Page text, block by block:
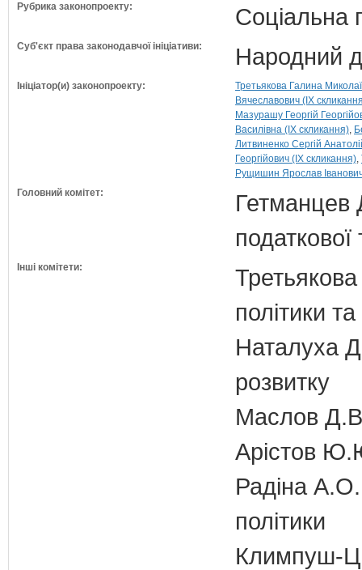
Рубрика законопроекту: Соціальна
Суб'єкт права законодавчої ініціативи: Народний
Ініціатор(и) законопроекту:
Третьякова Галина
Вячеславович (IX
Мазурашу Георгій
Василівна (IX скликання)
Литвиненко Сергій
Георгійович (IX скликання)
Рущишин Ярослав
Головний комітет:
Гетманцев
податкової
Інші комітети:
політики
Наталуха
розвитку
Маслов Д.В.
Арістов
Радіна А.О.
політики
Климпуш-